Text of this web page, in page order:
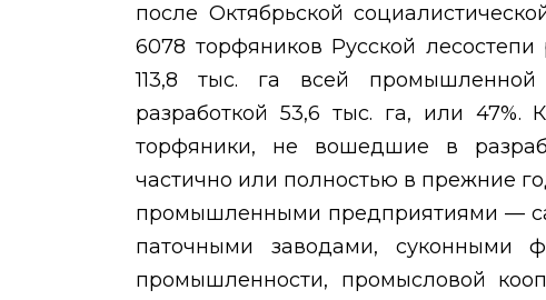
после Октябрьской
6078 торфяников Русской лесостепи
113,8 тыс. гa всей
разработкой 53,6 тыс. га, или
торфяники, не вошедшие в
частично или полностью в прежние
промышленными предприятиями —
паточными заводами, суконными
промышленности, промысловой